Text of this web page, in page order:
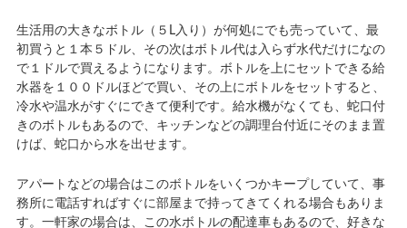
生活用の大きなボトル（５L入り）が何処にでも売っていて、最
初買うと１本５ドル、その次はボトル代は入らず水代だけになの
で１ドルで買えるようになります。ボトルを上にセットできる給
水器を１００ドルほどで買い、その上にボトルをセットすると、
冷水や温水がすぐにできて便利です。給水機がなくても、蛇口付
きのボトルもあるので、キッチンなどの調理台付近にそのまま置
けば、蛇口から水を出せます。
アパートなどの場合はこのボトルをいくつかキープしていて、事
務所に電話すればすぐに部屋まで持ってきてくれる場合もありま
す。一軒家の場合は、この水ボトルの配達車もあるので、好きな